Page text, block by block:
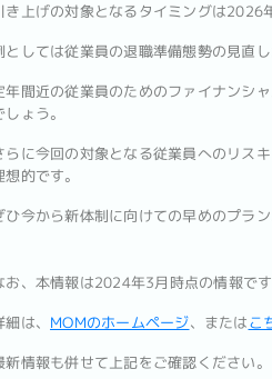
き上げの対象となるタイミングは2026
としては従業員の退職準備態勢の見直し
年間近の従業員のためのファイナンシ
しょう。
らに今回の対象となる従業員へのリス
想的です。
ひ今から新体制に向けての早めのプラ
お、本情報は2024年3月時点の情報です
細は、 MOMのホームページ、またはこ
新情報も併せて上記をご確認ください。